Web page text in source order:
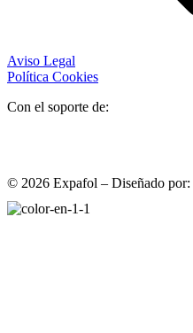
Aviso Legal
Política Cookies
Con el soporte de:
© 2026 Expafol – Diseñado por: